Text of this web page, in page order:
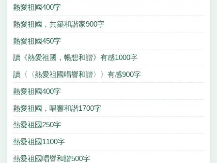
熱愛祖國400字
熱愛祖國，共築和諧家900字
熱愛祖國450字
讀《熱愛祖國，暢想和諧》有感1000字
讀〈〈熱愛祖國唱響和諧〉〉有感900字
熱愛祖國400字
熱愛祖國，唱響和諧1700字
熱愛祖國250字
熱愛祖國1100字
熱愛祖國唱響和諧500字